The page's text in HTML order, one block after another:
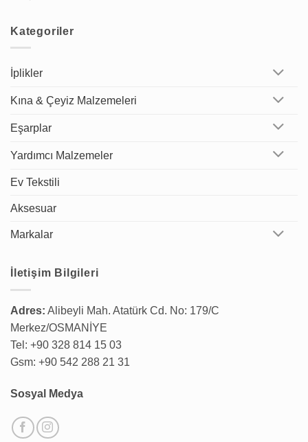
Kategoriler
İplikler
Kına & Çeyiz Malzemeleri
Eşarplar
Yardımcı Malzemeler
Ev Tekstili
Aksesuar
Markalar
İletişim Bilgileri
Adres: Alibeyli Mah. Atatürk Cd. No: 179/C
Merkez/OSMANİYE
Tel: +90 328 814 15 03
Gsm: +90 542 288 21 31
Sosyal Medya